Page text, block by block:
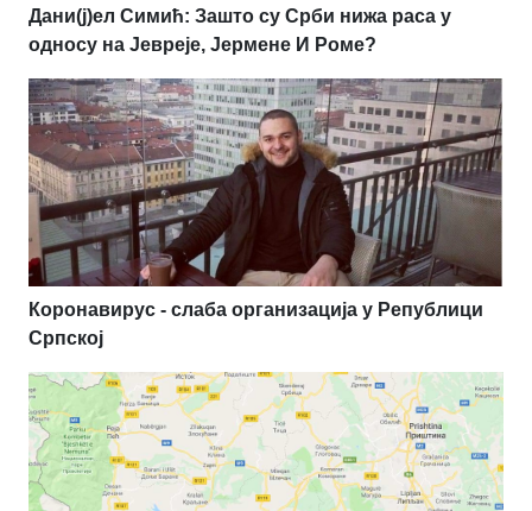
Дани(ј)ел Симић: Зашто су Срби нижа раса у
односу на Јевреје, Јермене И Роме?
Коронавирус - слаба организација у Републици
Српској